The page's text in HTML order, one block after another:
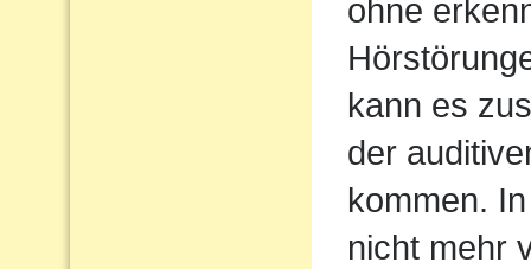
ohne
kann es
der
kommen.
nicht mehr